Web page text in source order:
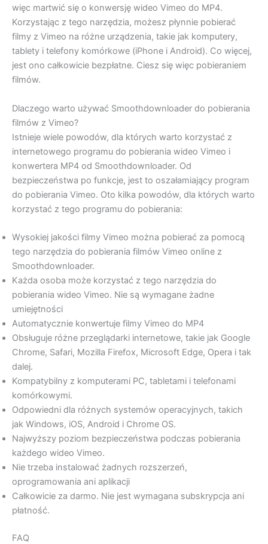
więc martwić się o konwersję wideo Vimeo do MP4.
Korzystając z tego narzędzia, możesz płynnie pobierać
filmy z Vimeo na różne urządzenia, takie jak komputery,
tablety i telefony komórkowe (iPhone i Android). Co więcej,
jest ono całkowicie bezpłatne. Ciesz się więc pobieraniem
filmów.
Dlaczego warto używać Smoothdownloader do pobierania
filmów z Vimeo?
Istnieje wiele powodów, dla których warto korzystać z
internetowego programu do pobierania wideo Vimeo i
konwertera MP4 od Smoothdownloader. Od
bezpieczeństwa po funkcje, jest to oszałamiający program
do pobierania Vimeo. Oto kilka powodów, dla których warto
korzystać z tego programu do pobierania:
Wysokiej jakości filmy Vimeo można pobierać za pomocą
tego narzędzia do pobierania filmów Vimeo online z
Smoothdownloader.
Każda osoba może korzystać z tego narzędzia do
pobierania wideo Vimeo. Nie są wymagane żadne
umiejętności
Automatycznie konwertuje filmy Vimeo do MP4
Obsługuje różne przeglądarki internetowe, takie jak Google
Chrome, Safari, Mozilla Firefox, Microsoft Edge, Opera i tak
dalej.
Kompatybilny z komputerami PC, tabletami i telefonami
komórkowymi.
Odpowiedni dla różnych systemów operacyjnych, takich
jak Windows, iOS, Android i Chrome OS.
Najwyższy poziom bezpieczeństwa podczas pobierania
każdego wideo Vimeo.
Nie trzeba instalować żadnych rozszerzeń,
oprogramowania ani aplikacji
Całkowicie za darmo. Nie jest wymagana subskrypcja ani
płatność.
FAQ